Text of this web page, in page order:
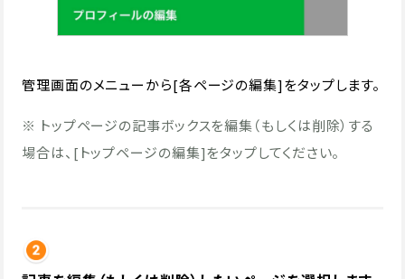
管理画面のメニューから[各ページの編集]をタップします。
※ トップページの記事ボックスを編集（もしくは削除）する
場合は、[トップページの編集]をタップしてください。